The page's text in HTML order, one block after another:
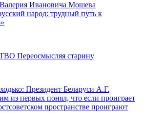
Ивановича Мошева
народ: трудный путь к
Переосмысляя старину
Президент Беларуси А.Г.
из первых понял, что если проиграет
пространстве проиграют